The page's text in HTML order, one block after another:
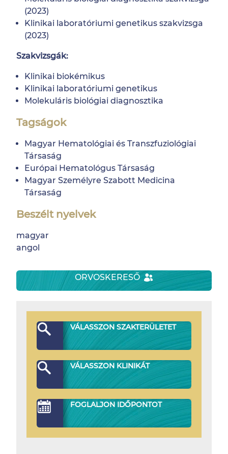
(2023)
Klinikai laboratóriumi genetikus szakvizsga
(2023)
Szakvizsgák:
Klinikai biokémikus
Klinikai laboratóriumi genetikus
Molekuláris biológiai diagnosztika
Tagságok
Magyar Hematológiai és Transzfuziológiai
Társaság
Európai Hematológus Társaság
Magyar Személyre Szabott Medicina
Társaság
Beszélt nyelvek
magyar
angol
ORVOSKERESŐ
VÁLASSZON SZAKTERÜLETET
VÁLASSZON KLINIKÁT
FOGLALJON IDŐPONTOT